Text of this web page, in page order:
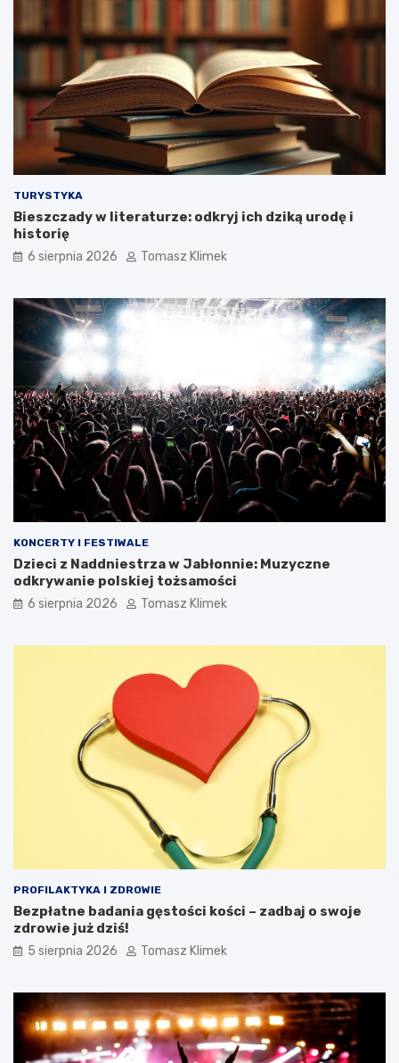
TURYSTYKA
Bieszczady w literaturze: odkryj ich dziką urodę i
historię
6 sierpnia 2026 Tomasz Klimek
KONCERTY I FESTIWALE
Dzieci z Naddniestrza w Jabłonnie: Muzyczne
odkrywanie polskiej tożsamości
6 sierpnia 2026 Tomasz Klimek
PROFILAKTYKA I ZDROWIE
Bezpłatne badania gęstości kości – zadbaj o swoje
zdrowie już dziś!
5 sierpnia 2026 Tomasz Klimek